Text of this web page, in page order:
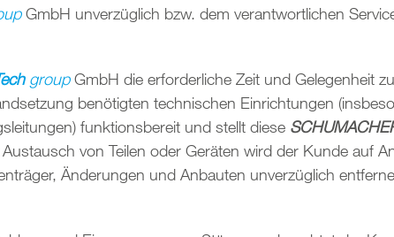
GmbH unverzüglich bzw. dem verantwortlichen
groupGmbH die erforderliche Zeit und Gelegenheit
benötigten technischen Einrichtungen
funktionsbereit und stellt diese
von Teilen oder Geräten wird der Kunde auf
Änderungen und Anbauten unverzüglich